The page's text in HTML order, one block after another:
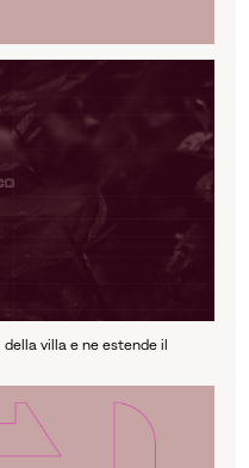
villa e ne estende il